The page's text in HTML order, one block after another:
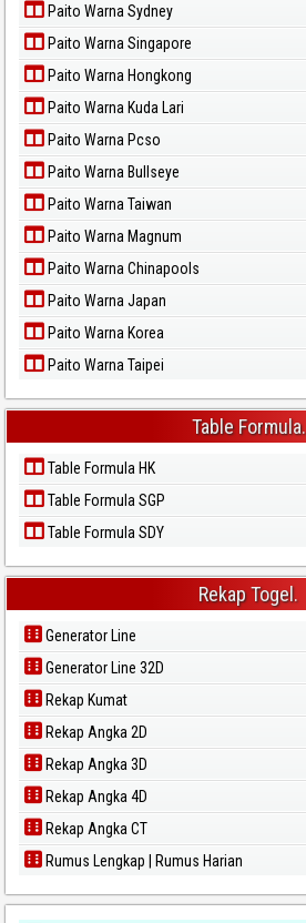
Paito Warna Sydney
Paito Warna Singapore
Paito Warna Hongkong
Paito Warna Kuda Lari
Paito Warna Pcso
Paito Warna Bullseye
Paito Warna Taiwan
Paito Warna Magnum
Paito Warna Chinapools
Paito Warna Japan
Paito Warna Korea
Paito Warna Taipei
Table Formula.
Table Formula HK
Table Formula SGP
Table Formula SDY
Rekap Togel.
Generator Line
Generator Line 32D
Rekap Kumat
Rekap Angka 2D
Rekap Angka 3D
Rekap Angka 4D
Rekap Angka CT
Rumus Lengkap | Rumus Harian